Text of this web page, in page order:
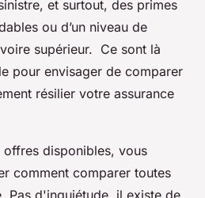
et surtout, des primes
ou d’un niveau de
supérieur. Ce sont là
pour envisager de comparer
résilier votre assurance
disponibles, vous
comment comparer toutes
Pas d'inquiétude, il existe de